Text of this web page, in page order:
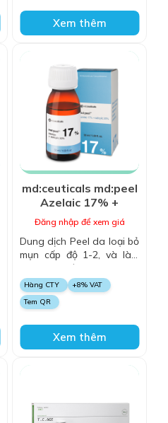
Xem thêm
md:ceuticals md:peel
Azelaic 17% +
Salicylic 20%
Đăng nhập để xem giá
Dung dịch Peel da loại bỏ
mụn cấp độ 1-2, và làm
sáng da, với Azelaic Acid
và Salicylic Acid, làm sạch
mụn, giảm sắc tố và cải
thiện độ sáng cho làn da
Hàng CTY
+8% VAT
Tem QR
Xem thêm